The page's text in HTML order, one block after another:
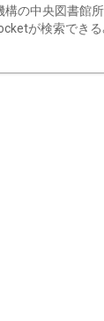
構の中央図書館
が検索できる